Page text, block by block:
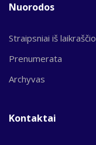
Nuorodos
Straipsniai iš laikraščio
Prenumerata
Archyvas
Kontaktai